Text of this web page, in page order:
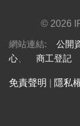
© 2026
網站連結: 公開
心
商工登記
免責聲明 隱私